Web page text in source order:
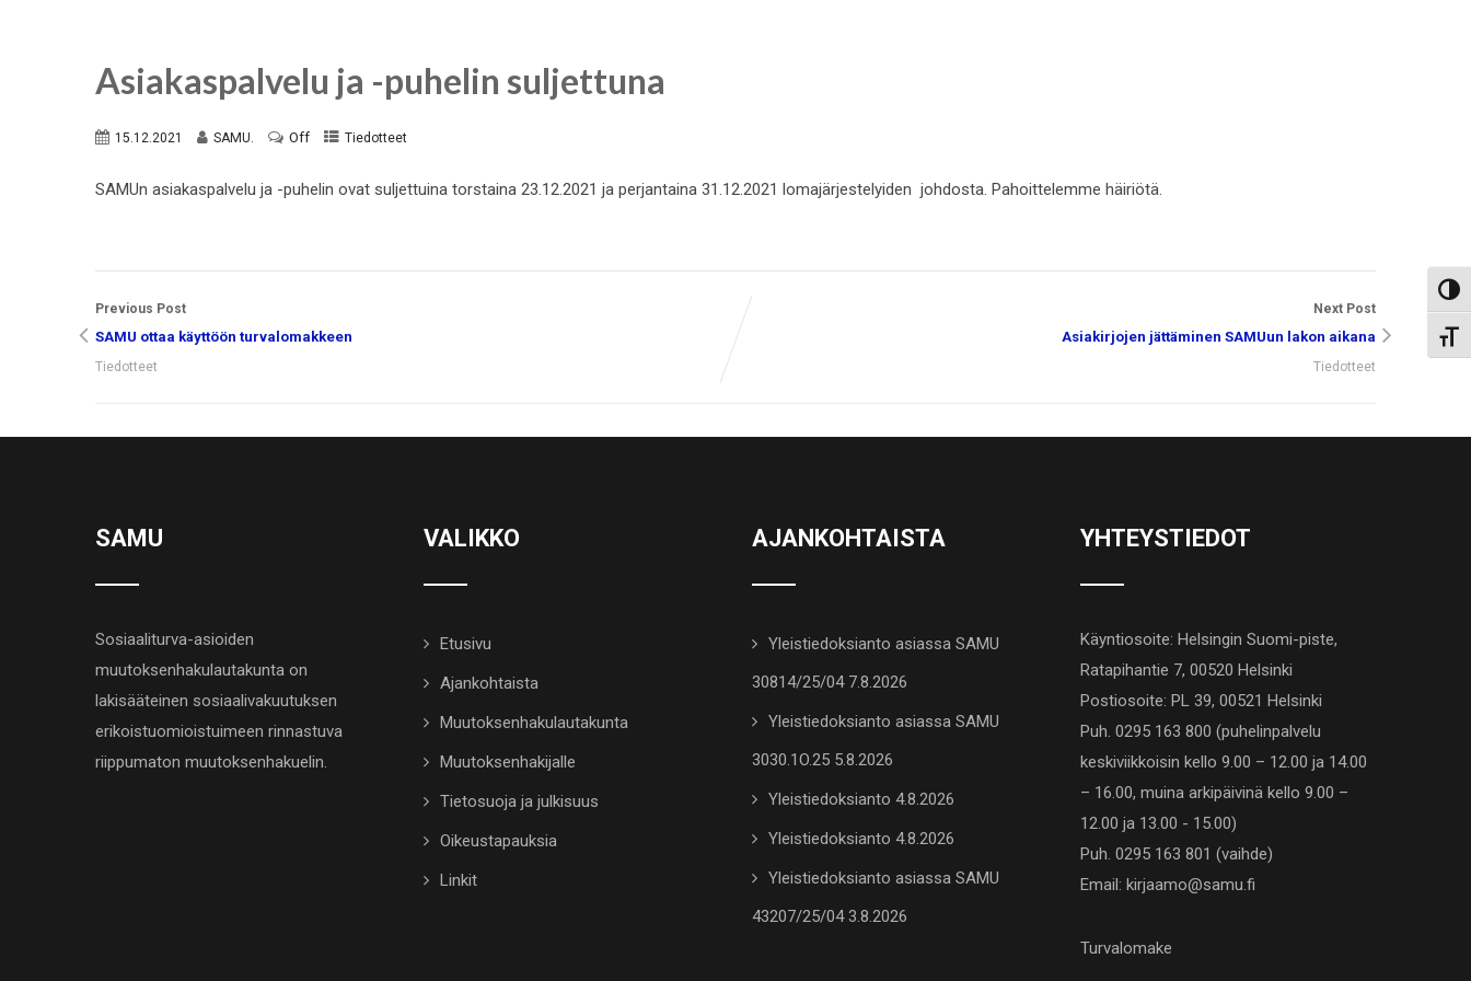
Asiakaspalvelu ja -puhelin suljettuna
15.12.2021 SAMU. Off Tiedotteet
SAMUn asiakaspalvelu ja -puhelin ovat suljettuina torstaina 23.12.2021 ja perjantaina 31.12.2021 lomajärjestelyiden johdosta. Pahoittelemme häiriötä.
Previous Post
SAMU ottaa käyttöön turvalomakkeen
Tiedotteet
Next Post
Asiakirjojen jättäminen SAMUun lakon aikana
Tiedotteet
SAMU
Sosiaaliturva-asioiden
muutoksenhakulautakunta on
lakisääteinen sosiaalivakuutuksen
erikoistuomioistuimeen rinnastuva
riippumaton muutoksenhakuelin.
VALIKKO
Etusivu
Ajankohtaista
Muutoksenhakulautakunta
Muutoksenhakijalle
Tietosuoja ja julkisuus
Oikeustapauksia
Linkit
AJANKOHTAISTA
Yleistiedoksianto asiassa SAMU
30814/25/04 7.8.2026
Yleistiedoksianto asiassa SAMU
3030.1O.25 5.8.2026
Yleistiedoksianto 4.8.2026
Yleistiedoksianto 4.8.2026
Yleistiedoksianto asiassa SAMU
43207/25/04 3.8.2026
YHTEYSTIEDOT
Käyntiosoite: Helsingin Suomi-piste,
Ratapihantie 7, 00520 Helsinki
Postiosoite: PL 39, 00521 Helsinki
Puh. 0295 163 800 (puhelinpalvelu
keskiviikkoisin kello 9.00 – 12.00 ja 14.00
– 16.00, muina arkipäivinä kello 9.00 –
12.00 ja 13.00 - 15.00)
Puh. 0295 163 801 (vaihde)
Email: kirjaamo@samu.fi
Turvalomake